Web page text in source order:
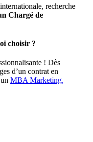
recherche
Chargé de
choisir ?
! Dès
d’un contrat en
MBA Marketing,